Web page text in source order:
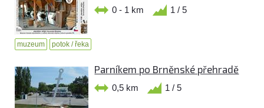
0 - 1 km 1 / 5
muzeum potok / řeka
Parníkem po Brněnské přehradě
0,5 km 1 / 5